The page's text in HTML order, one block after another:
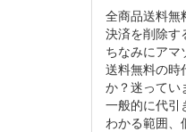
全商品送料無
決済を削除す
ちなみにアマ
送料無料の時
か？迷ってい
一般的に代引
わかる範囲、